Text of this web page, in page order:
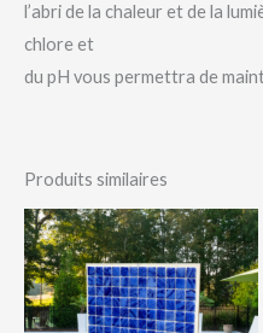
l’abri de la chaleur et de la
chlore et
du pH vous permettra de
Produits similaires